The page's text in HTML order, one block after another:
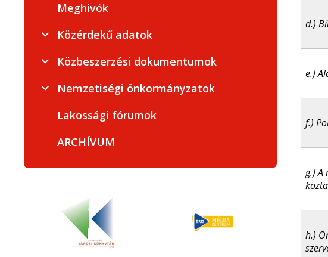
d.)
e.)
f.)
g.) A
h.)
Meghívók
Közérdekű adatok
Közbeszerzési dokumentumok
Nemzetiségi önkormányzatok
Lakossági fórumok
ARCHÍVUM